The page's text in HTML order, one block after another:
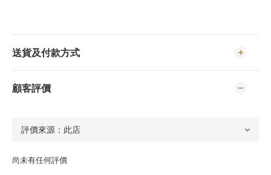
送貨及付款方式
顧客評價
尚未有任何評價